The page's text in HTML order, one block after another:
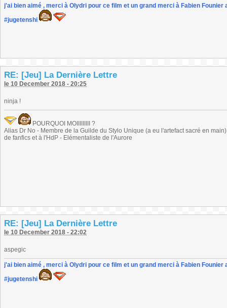
j'ai bien aimé , merci à Olydri pour ce film et un grand merci à Fabien
#jugetenshi
RE: [Jeu] La Dernière Lettre
le 10 December 2018 - 20:25
ninja !
POURQUOI MOIIIIIIIII ?
Alias Dr No - Membre de la Guilde du Stylo Unique (a eu l'artefact sacré en
de fanfics et à l'HdP - Elémentaliste de l'Aurore
RE: [Jeu] La Dernière Lettre
le 10 December 2018 - 22:02
aspegic
j'ai bien aimé , merci à Olydri pour ce film et un grand merci à Fabien
#jugetenshi